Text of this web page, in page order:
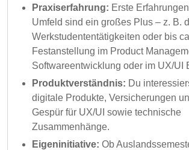
Praxiserfahrung: Erste
Umfeld sind ein großes Plus – z. B.
Werkstudententätigkeiten oder bis
Festanstellung im Product
Softwareentwicklung oder im UX/UI
Produktverständnis: Du
digitale Produkte, Versicherungen
Gespür für UX/UI sowie technische
Zusammenhänge.
Eigeninitiative: Ob